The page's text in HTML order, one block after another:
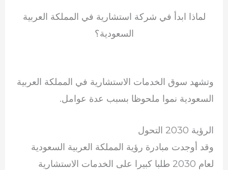
لماذا ابدأ في شركة استشارية في المملكة العربية
السعودية؟
وتشهد سوق الخدمات الاستشارية في المملكة العربية
السعودية نموا ملحوظا بسبب عدة عوامل.
الرؤية 2030 التحول
وقد أوجدت مبادرة رؤية المملكة العربية السعودية
لعام 2030 طلبا كبيرا على الخدمات الاستشارية